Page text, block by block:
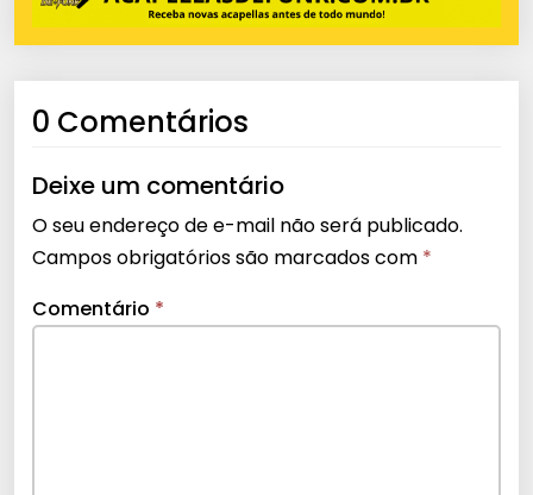
0 Comentários
Deixe um comentário
O seu endereço de e-mail não será publicado.
Campos obrigatórios são marcados com *
Comentário *